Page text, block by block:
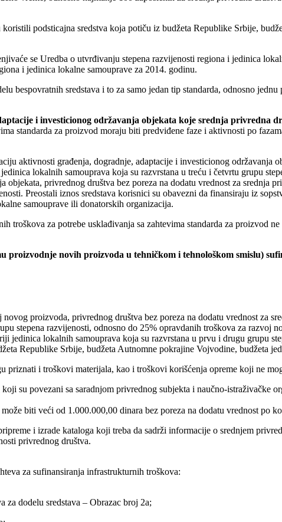
podsticajna sredstva koja potiču iz budžeta Republike Srbije,
se Uredba o utvrđivanju stepena razvijenosti regiona i jedinica
i jedinica lokalne samouprave za 2014. godinu.
bespovratnih sredstava i to za samo jedan tip standarda, odnosno
i investicionog održavanja objekata koje srednja privredna
standarda za proizvod moraju biti predviđene faze i aktivnosti po
aktivnosti građenja, dogradnje, adaptacije i investicionog održavanja
lokalnih samouprava koja su razvrstana u treću i četvrtu grupu
privrednog društva bez poreza na dodatu vrednost za srednja
Preostali iznos sredstava korisnici su obavezni da finansiraju iz
samouprave ili donatorskih organizacija.
troškova za potrebe usklađivanja sa zahtevima standarda za proizvod
novih proizvoda u tehničkom i tehnološkom smislu)
proizvoda, privrednog društva bez poreza na dodatu vrednost za
stepena razvijenosti, odnosno do 25% opravdanih troškova za razvoj
jedinica lokalnih samouprava koja su razvrstana u prvu i drugu grupu
Republike Srbije, budžeta Autnomne pokrajine Vojvodine, budžeta
priznati i troškovi materijala, kao i troškovi korišćenja opreme koji ne
su povezani sa saradnjom privrednog subjekta i naučno-istraživačke
biti veći od 1.000.000,00 dinara bez poreza na dodatu vrednost po
i izrade kataloga koji treba da sadrži informacije o srednjem
privrednog društva.
za sufinansiranja infrastrukturnih troškova:
za dodelu sredstava – Obrazac broj 2a;